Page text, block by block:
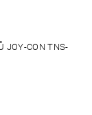
JOY-CON TNS-